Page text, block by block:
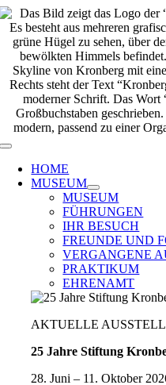
Zum
Inhalt
springen
Toggle
Navigation
HOME
MUSEUM
MUSEUM
FÜHRUNGEN
IHR BESUCH
FREUNDE UND
VERGANGENE
PRAKTIKUM
EHRENAMT
AKTUELLE
25 Jahre Stiftung
28. Juni – 11. Oktober